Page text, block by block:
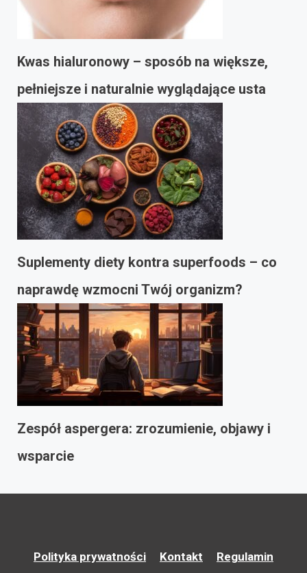
Kwas hialuronowy – sposób na większe,
pełniejsze i naturalnie wyglądające usta
Suplementy diety kontra superfoods – co
naprawdę wzmocni Twój organizm?
Zespół aspergera: zrozumienie, objawy i
wsparcie
Polityka prywatności Kontakt Regulamin